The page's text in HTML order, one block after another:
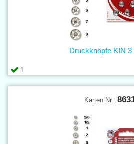
1
Druckknöpfe KIN 3
Karten Nr.: